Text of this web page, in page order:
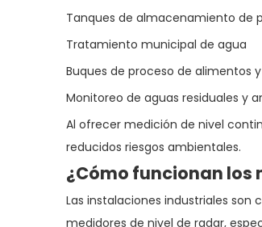
Tanques de almacenamiento de
Tratamiento municipal de agua
Buques de proceso de alimentos
Monitoreo de aguas residuales y
Al ofrecer medición de nivel
reducidos riesgos ambientales.
¿Cómo funcionan los
Las instalaciones industriales
medidores de nivel de radar,